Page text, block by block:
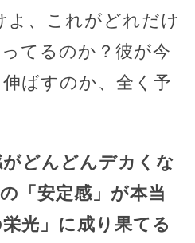
よ、これがどれだけ
てるのか？彼が今
ばすのか、全く予
どんどんデカくな
「安定感」が本当
光」に成り果てる